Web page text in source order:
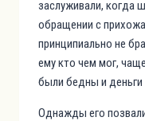
заслуживали, когда
обращении с
принципиально не
ему кто чем мог,
были бедны и деньги
Однажды его